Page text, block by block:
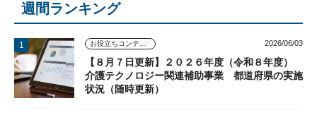
週間ランキング
お役立ちコンテンツ 2026/06/03
【８月７日更新】２０２６年度（令和８年度）
介護テクノロジー関連補助事業 都道府県の実施
状況（随時更新）